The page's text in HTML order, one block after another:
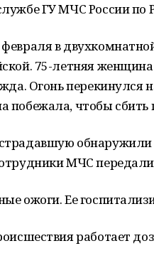
ГУ МЧС России по
в
75-летняя женщина
Огонь перекинулся
побежала, чтобы сбить
обнаружили
МЧС
ожоги. Ее
работает